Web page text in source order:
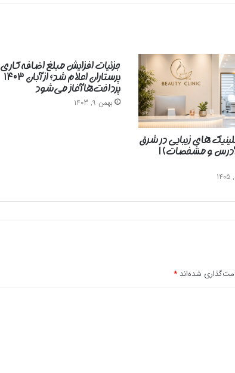
های زیبایی در شرق
و مشخصات) |
جزئیات افزایش مبلغ اضافه‌کاری
پرستاران اعلام شد؛ از آبان ۱۴۰۳
پرداخت‌ها آغاز می‌شود
بهمن 9, 1403
شده‌اند *